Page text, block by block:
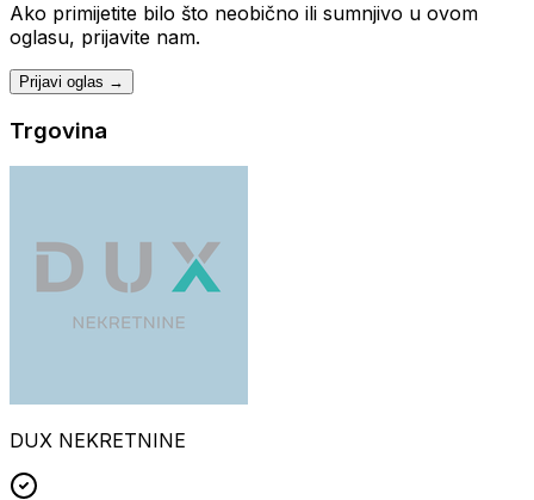
Ako primijetite bilo što neobično ili sumnjivo u ovom
oglasu, prijavite nam.
Prijavi oglas →
Trgovina
DUX NEKRETNINE